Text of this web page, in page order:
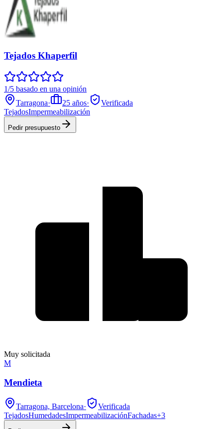
Tejados Khaperfil
1/5 basado en una opinión
Tarragona· 25 años·
Verificada
TejadosImpermeabilización
Pedir presupuesto
Muy solicitada
M
Mendieta
Tarragona, Barcelona·
Verificada
TejadosHumedadesImpermeabilizaciónFachadas+3